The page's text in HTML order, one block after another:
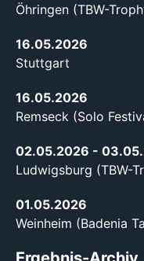
Öhringen (TBW-
16.05.2026
Stuttgart
16.05.2026
Remseck (Solo
02.05.2026 -
Ludwigsburg (TBW-
01.05.2026
Weinheim (Badenia